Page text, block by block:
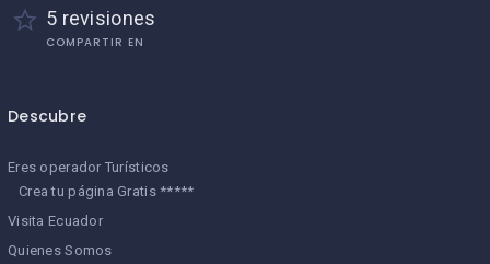
5 revisiones
COMPARTIR EN
Descubre
Eres operador Turísticos
Crea tu página Gratis *****
Visita Ecuador
Quienes Somos